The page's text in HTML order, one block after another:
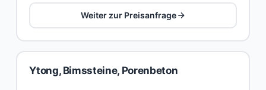
Weiter zur Preisanfrage
Ytong, Bimssteine, Porenbeton